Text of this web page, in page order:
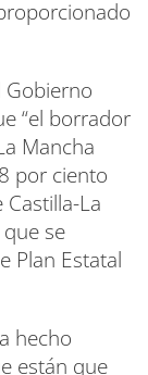
Gobierno
“el borrador
Mancha
por ciento
La
se
Plan Estatal
hecho
están que